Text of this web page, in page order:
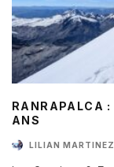
RANRAPALCA :
ANS
LILIAN MARTINEZ